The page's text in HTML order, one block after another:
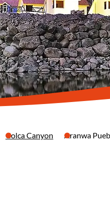
Colca Canyon Aranwa